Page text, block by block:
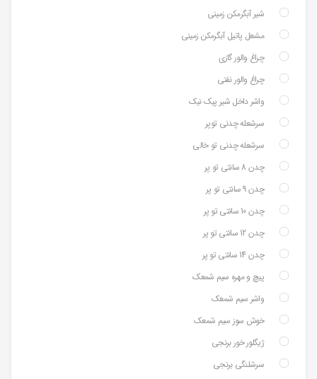
شیر آبگرمکن زمینی
مشعل پاتیل آبگرمکن زمینی
چراغ والور گازی
چراغ والور نفتی
واشر داخل شیر پیک نیک
سرشعله چدنی توپر
سرشعله چدنی تو خالی
چدن 8 سانتی تو پر
چدن 9 سانتی تو پر
چدن 10 سانتی تو پر
چدن 12 سانتی تو پر
چدن 14 سانتی تو پر
پیچ و مهره سیم شمعک
واشر سیم شمعک
خوش سوز سیم شمعک
ژیگلور خور برنجی
سرشلنگی برنجی